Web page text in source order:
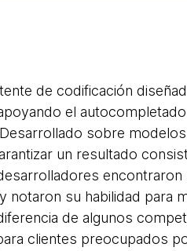
de codificación
el
sobre
un resultado
encontraron
su habilidad para
de algunos
clientes preocupados